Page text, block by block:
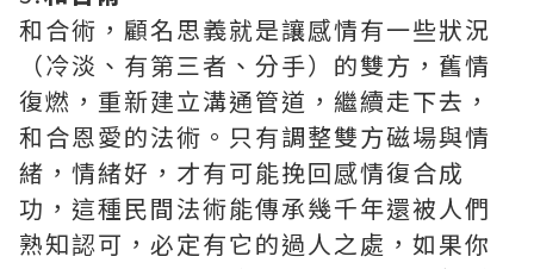
和合術，顧名思義就是讓感情有一些狀況
（冷淡、有第三者、分手）的雙方，舊情
復燃，重新建立溝通管道，繼續走下去，
和合恩愛的法術。只有調整雙方磁場與情
緒，情緒好，才有可能挽回感情復合成
功，這種民間法術能傳承幾千年還被人們
熟知認可，必定有它的過人之處，如果你